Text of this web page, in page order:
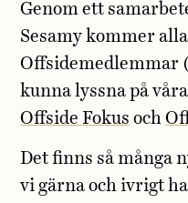
Genom ett
Sesamy kommer
Offsidemedlemmar
kunna lyssna på
Offside Fokus och
Det finns så många
vi gärna och ivrigt